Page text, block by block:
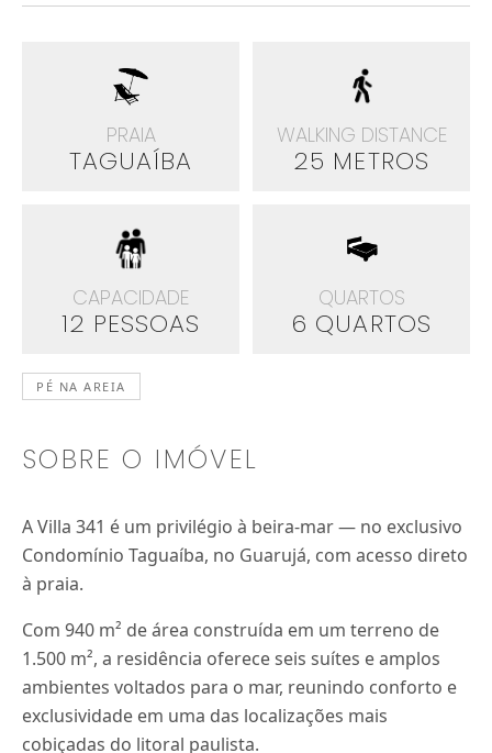
PRAIA
TAGUAÍBA
WALKING DISTANCE
25 METROS
CAPACIDADE
12 PESSOAS
QUARTOS
6 QUARTOS
PÉ NA AREIA
SOBRE O IMÓVEL
A Villa 341 é um privilégio à beira-mar — no exclusivo
Condomínio Taguaíba, no Guarujá, com acesso direto
à praia.
Com 940 m² de área construída em um terreno de
1.500 m², a residência oferece seis suítes e amplos
ambientes voltados para o mar, reunindo conforto e
exclusividade em uma das localizações mais
cobiçadas do litoral paulista.